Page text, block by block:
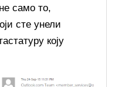
само то,
сте унели
коју